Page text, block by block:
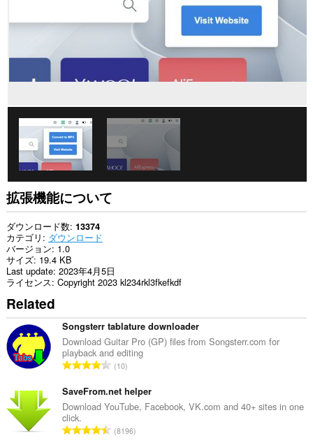
ラ
ン
ア
ク
セ
ス
可
能
で
す。
拡張機能について
ダウンロード数 13374
カテゴリ
ダウンロード
バージョン 1.0
サイズ 19.4 KB
Last update 2023年4月5日
ライセンス Copyright 2023 kl234rkl3fkefkdf
Related
Songsterr tablature downloader
Download Guitar Pro (GP) files from Songsterr.com for
playback and editing
評
の
総
：
10
SaveFrom.net helper
Download YouTube, Facebook, VK.com and 40+ sites in one
click.
評8196